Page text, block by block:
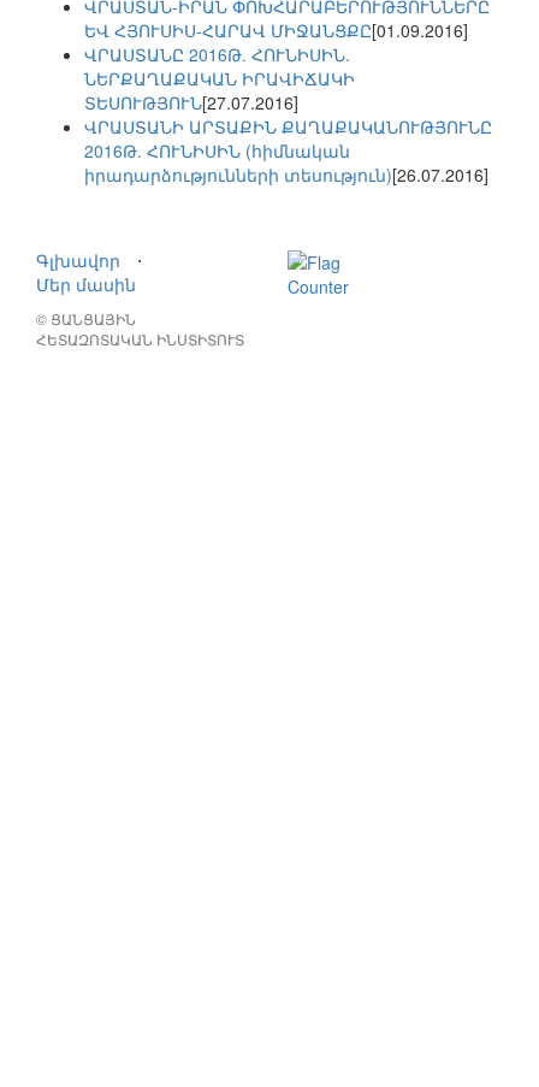
ՎՐԱՍՏԱՆ-ԻՐԱՆ ՓՈԽՀԱՐԱԲԵՐՈՒԹՅՈՒՆՆԵՐԸ
ԵՎ ՀՅՈՒՍԻՍ-ՀԱՐԱՎ ՄԻՋԱՆՑՔԸ[01.09.2016]
ՎՐԱՍՏԱՆԸ 2016Թ. ՀՈՒՆԻՍԻՆ.
ՆԵՐՔԱՂԱՔԱԿԱՆ ԻՐԱՎԻՃԱԿԻ
ՏԵՍՈՒԹՅՈՒՆ[27.07.2016]
ՎՐԱՍՏԱՆԻ ԱՐՏԱՔԻՆ ՔԱՂԱՔԱԿԱՆՈՒԹՅՈՒՆԸ
2016Թ. ՀՈՒՆԻՍԻՆ (հիմնական
իրադարձությունների տեսություն)[26.07.2016]
Գլխավոր
⋅
Մեր մասին
© ՑԱՆՑԱՅԻՆ
ՀԵՏԱԶՈՏԱԿԱՆ ԻՆՍՏԻՏՈՒՏ